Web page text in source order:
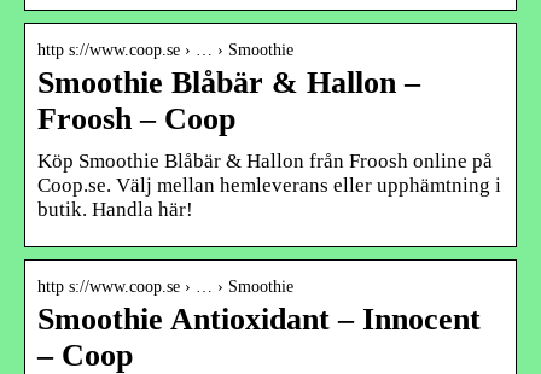
http s://www.coop.se › … › Smoothie
Smoothie Blåbär & Hallon –
Froosh – Coop
Köp Smoothie Blåbär & Hallon från Froosh online på
Coop.se. Välj mellan hemleverans eller upphämtning i
butik. Handla här!
http s://www.coop.se › … › Smoothie
Smoothie Antioxidant – Innocent
– Coop